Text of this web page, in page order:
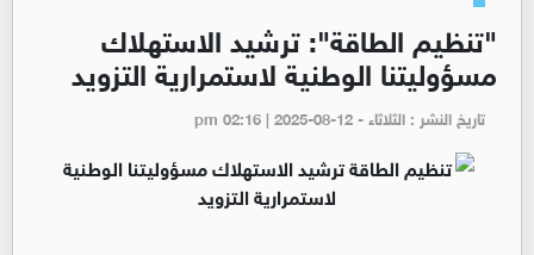
"تنظيم الطاقة": ترشيد الاستهلاك
مسؤوليتنا الوطنية لاستمرارية التزويد
تاريخ النشر : الثلاثاء - pm 02:16 | 2025-08-12